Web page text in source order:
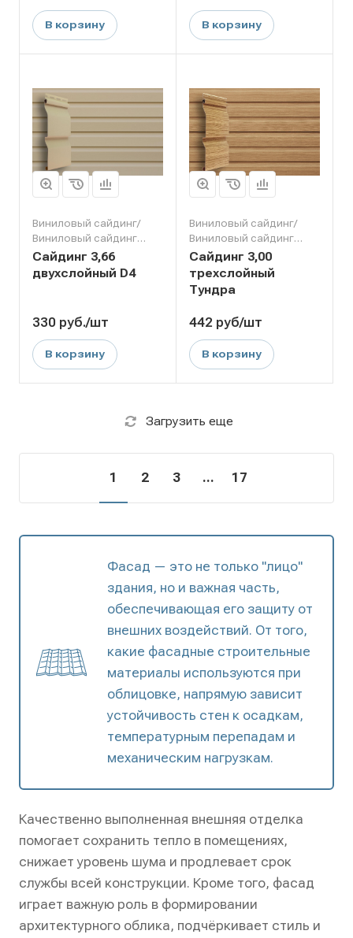
В корзину В корзину
Виниловый сайдинг/
Виниловый сайдинг
Grand Line
Сайдинг 3,66
двухслойный D4
330 руб./шт
В корзину
Виниловый сайдинг/
Виниловый сайдинг
Grand Line
Сайдинг 3,00
трехслойный
Тундра
442 руб/шт
В корзину
Загрузить еще
1 2 3 ... 17
Фасад — это не только "лицо"
здания, но и важная часть,
обеспечивающая его защиту от
внешних воздействий. От того,
какие фасадные строительные
материалы используются при
облицовке, напрямую зависит
устойчивость стен к осадкам,
температурным перепадам и
механическим нагрузкам.
Качественно выполненная внешняя отделка
помогает сохранить тепло в помещениях,
снижает уровень шума и продлевает срок
службы всей конструкции. Кроме того, фасад
играет важную роль в формировании
архитектурного облика, подчёркивает стиль и